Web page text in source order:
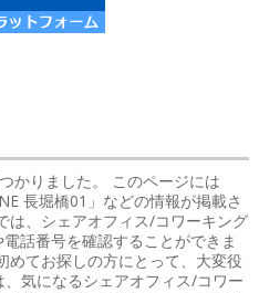
かりました。 このページには
長堀橋01」などの情報が掲載さ
は、シェアオフィス/コワーキング
話番号を確認することができま
めてお探しの方にとって、大変役
気になるシェアオフィス/コワー